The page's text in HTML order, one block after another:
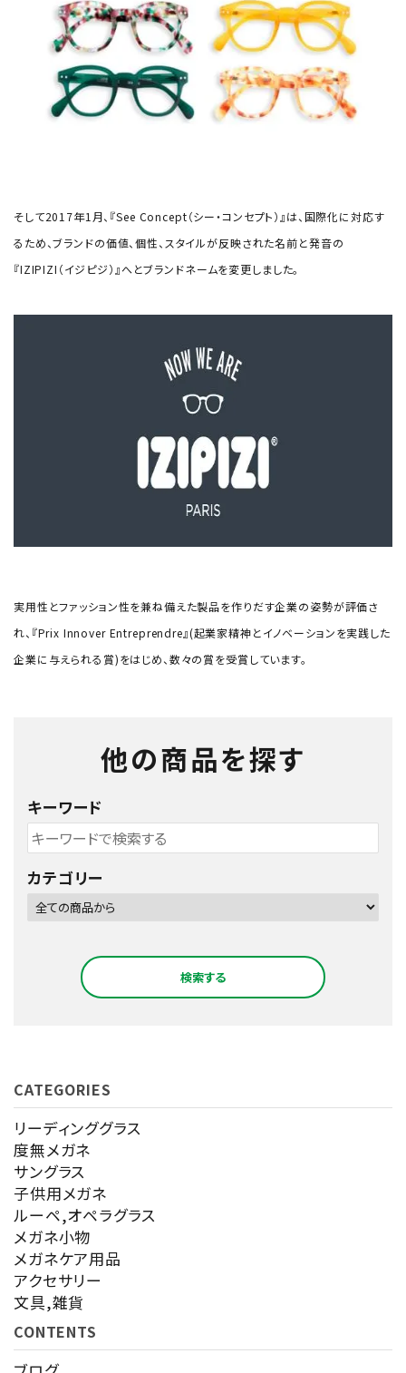
そして2017年1月、『See Concept（シー・コンセプト）』は、国際化に対応す
るため、ブランドの価値、個性、スタイルが反映された名前と発音の
『IZIPIZI（イジピジ）』へとブランドネームを変更しました。
実用性とファッション性を兼ね備えた製品を作りだす企業の姿勢が評価さ
れ、『Prix Innover Entreprendre』(起業家精神とイノベーションを実践した
企業に与えられる賞)をはじめ、数々の賞を受賞しています。
他の商品を探す
キーワード
カテゴリー
検索する
キーワード
カテゴリー
CATEGORIES
リーディンググラス
度無メガネ
サングラス
子供用メガネ
ルーペ,オペラグラス
メガネ小物
メガネケア用品
アクセサリー
文具,雑貨
CONTENTS